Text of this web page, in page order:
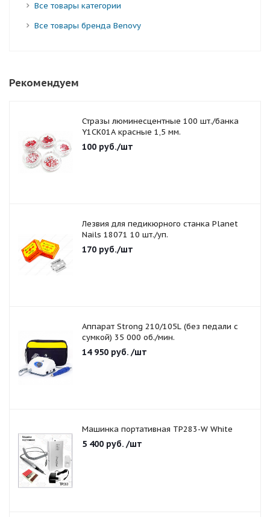
Все товары категории
Все товары бренда Benovy
Рекомендуем
Стразы люминесцентные 100 шт./банка
Y1CK01A красные 1,5 мм.
100 руб./шт
Лезвия для педикюрного станка Planet
Nails 18071 10 шт./уп.
170 руб./шт
Аппарат Strong 210/105L (без педали с
сумкой) 35 000 об./мин.
14 950 руб. /шт
Машинка портативная TP283-W White
5 400 руб. /шт